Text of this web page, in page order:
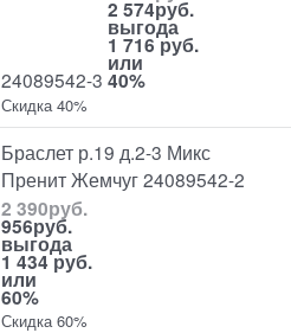
24089542-3
2 574руб.
выгода
1 716 руб.
или
40%
Скидка 40%
Браслет р.19 д.2-3 Микс
Пренит Жемчуг 24089542-2
2 390руб.
956руб.
выгода
1 434 руб.
или
60%
Скидка 60%